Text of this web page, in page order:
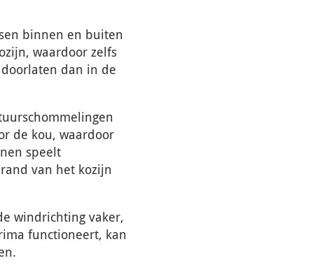
binnen en buiten
waardoor zelfs
dan in de
de kou, waardoor
speelt
van het kozijn
windrichting vaker,
functioneert, kan